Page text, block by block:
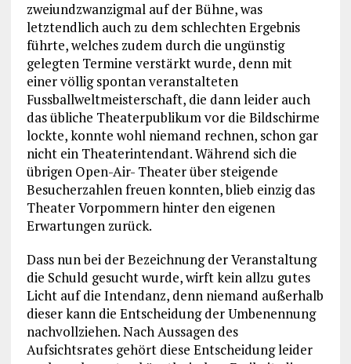
zweiundzwanzigmal auf der Bühne, was
letztendlich auch zu dem schlechten Ergebnis
führte, welches zudem durch die ungünstig
gelegten Termine verstärkt wurde, denn mit
einer völlig spontan veranstalteten
Fussballweltmeisterschaft, die dann leider auch
das übliche Theaterpublikum vor die Bildschirme
lockte, konnte wohl niemand rechnen, schon gar
nicht ein Theaterintendant. Während sich die
übrigen Open-Air- Theater über steigende
Besucherzahlen freuen konnten, blieb einzig das
Theater Vorpommern hinter den eigenen
Erwartungen zurück.
Dass nun bei der Bezeichnung der Veranstaltung
die Schuld gesucht wurde, wirft kein allzu gutes
Licht auf die Intendanz, denn niemand außerhalb
dieser kann die Entscheidung der Umbenennung
nachvollziehen. Nach Aussagen des
Aufsichtsrates gehört diese Entscheidung leider